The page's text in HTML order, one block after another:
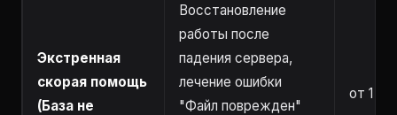
Экстренная
скорая помощь
(База не
Восстановление
работы после
падения сервера,
лечение ошибки
"Файл поврежден"
от 1